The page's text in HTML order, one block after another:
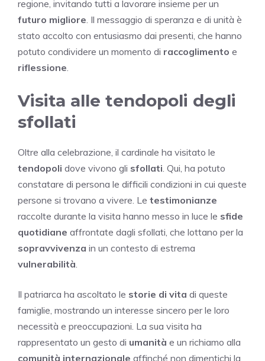
regione, invitando tutti a lavorare insieme per un
futuro migliore . Il messaggio di speranza e di unità è
stato accolto con entusiasmo dai presenti, che hanno
potuto condividere un momento di raccoglimento e
riflessione
Visita alle tendopoli degli
sfollati
Oltre alla celebrazione, il cardinale ha visitato le
tendopoli dove vivono gli sfollati . Qui, ha potuto
constatare di persona le difficili condizioni in cui queste
persone si trovano a vivere. Le testimonianze
raccolte durante la visita hanno messo in luce le sfide
quotidiane affrontate dagli sfollati, che lottano per la
sopravvivenza in un contesto di estrema
vulnerabilità
Il patriarca ha ascoltato le storie di vita di queste
famiglie, mostrando un interesse sincero per le loro
necessità e preoccupazioni. La sua visita ha
rappresentato un gesto di umanità e un richiamo alla
comunità internazionale affinché non dimentichi la